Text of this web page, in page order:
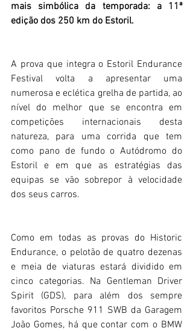
mais simbólica da temporada: a 11ª
edição dos 250 km do Estoril.
A prova que integra o Estoril Endurance
Festival volta a apresentar uma
numerosa e eclética grelha de partida, ao
nível do melhor que se encontra em
competições internacionais desta
natureza, para uma corrida que tem
como pano de fundo o Autódromo do
Estoril e em que as estratégias das
equipas se vão sobrepor à velocidade
dos seus carros.
Como em todas as provas do Historic
Endurance, o pelotão de quatro dezenas
e meia de viaturas estará dividido em
cinco categorias. Na Gentleman Driver
Spirit (GDS), para além dos sempre
favoritos Porsche 911 SWB da Garagem
João Gomes, há que contar com o BMW